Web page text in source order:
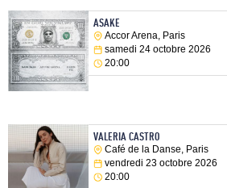
ASAKE
Accor Arena, Paris
samedi 24 octobre 2026
20:00
VALERIA CASTRO
Café de la Danse, Paris
vendredi 23 octobre 2026
20:00